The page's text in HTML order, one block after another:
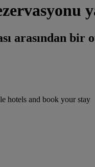
arasından bir
hotels and book your stay